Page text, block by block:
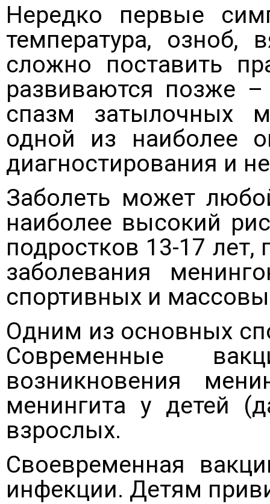
Нередко первые
температура, озноб,
сложно поставить
развиваются позже
спазм затылочных
одной из наиболее
диагностирования и
Заболеть может
наиболее высокий
подростков 13-17
заболевания
спортивных и
Одним из основных
Современные
возникновения
менингита у детей
взрослых.
Своевременная
инфекции. Детям